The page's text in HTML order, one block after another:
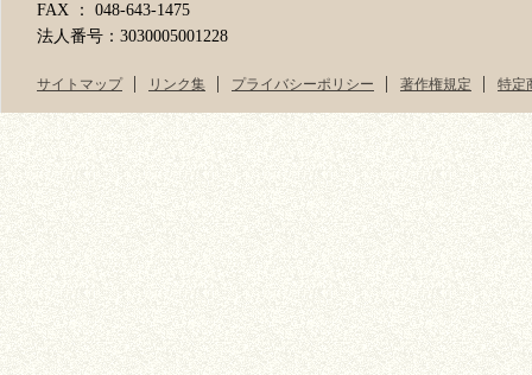
FAX ： 048-643-1475
法人番号：3030005001228
サイトマップ リンク集 プライバシーポリシー 著作権規定 特定